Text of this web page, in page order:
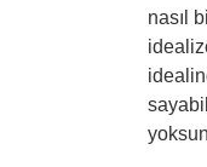
nasıl